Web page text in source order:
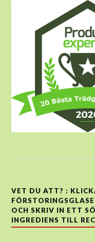
VET DU ATT? :
OCH SKRIV IN ETT
INGREDIENS TILL